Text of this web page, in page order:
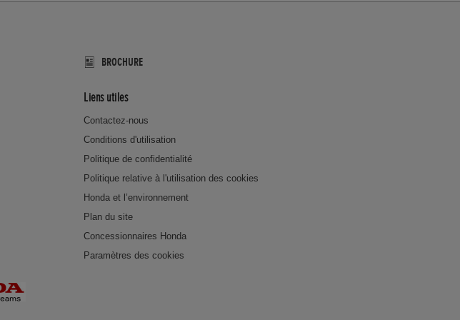
BROCHURE
Liens utiles
Contactez-nous
Conditions d'utilisation
Politique de confidentialité
Politique relative à l'utilisation des cookies
Honda et l’environnement
Plan du site
Concessionnaires Honda
Paramètres des cookies